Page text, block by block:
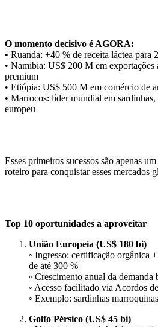
O momento decisivo é AGORA:
• Ruanda: +40 % de receita láctea para
• Namíbia: US$ 200 M em exportações
premium
• Etiópia: US$ 500 M em comércio de
• Marrocos: líder mundial em
europeu
Esses primeiros sucessos são apenas
roteiro para conquistar esses mercados
Top 10 oportunidades a aproveitar
União Europeia (US$ 180 bi)
◦ Ingresso: certificação orgânica
de até 300 %
◦ Crescimento anual da
◦ Acesso facilitado via Acordos
◦ Exemplo: sardinhas
Golfo Pérsico (US$ 45 bi)